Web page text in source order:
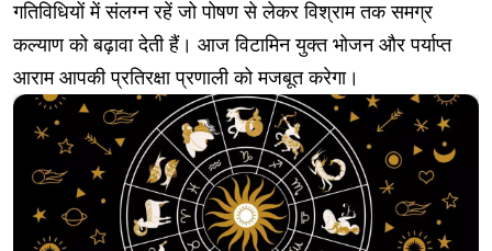
गतिविधियों में संलग्न रहें जो पोषण से लेकर विश्राम तक समग्र
कल्याण को बढ़ावा देती हैं। आज विटामिन युक्त भोजन और पर्याप्त
आराम आपकी प्रतिरक्षा प्रणाली को मजबूत करेगा।